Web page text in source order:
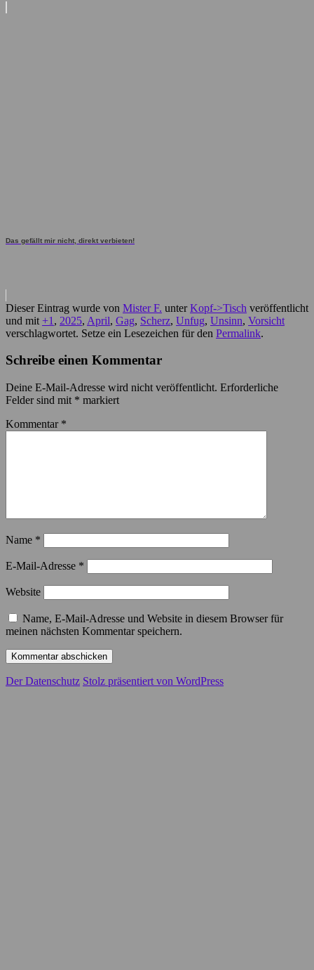
Das gefällt mir nicht, direkt verbieten!
Dieser Eintrag wurde von Mister F. unterKopf->Tisch veröffentlicht
und mit +1 , 2025, April, Gag, Scherz, Unfug, Unsinn, Vorsicht
verschlagwortet. Setze ein Lesezeichen für den Permalink.
Schreibe einen Kommentar
Deine E-Mail-Adresse wird nicht veröffentlicht. Erforderliche
Felder sind mit * markiert
Kommentar *
Name *
E-Mail-Adresse *
Website
Name, E-Mail-Adresse und Website in diesem Browser für
meinen nächsten Kommentar speichern.
Der Datenschutz Stolz präsentiert von WordPress